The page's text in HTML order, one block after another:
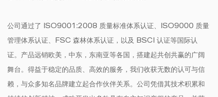
公司通过了 ISO9001:2008 质量标准体系认证、ISO9000 质量
管理体系认证、FSC 森林体系认证，以及 BSCI 认证等国际认
证。产品远销欧美，中东，东南亚等各国，搭建起共创共赢的广阔
舞台。得益于稳定的品质、高效的服务，我们收获无数的认可与信
赖，与众多知名品牌建立起合作伙伴关系。公司凭借其技术积累和